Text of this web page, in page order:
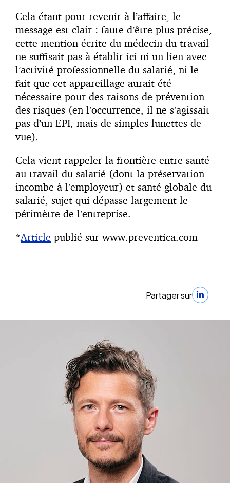
Cela étant pour revenir à l’affaire, le
message est clair : faute d’être plus précise,
cette mention écrite du médecin du travail
ne suffisait pas à établir ici ni un lien avec
l’activité professionnelle du salarié, ni le
fait que cet appareillage aurait été
nécessaire pour des raisons de prévention
des risques (en l’occurrence, il ne s’agissait
pas d’un EPI, mais de simples lunettes de
vue).
Cela vient rappeler la frontière entre santé
au travail du salarié (dont la préservation
incombe à l’employeur) et santé globale du
salarié, sujet qui dépasse largement le
périmètre de l’entreprise.
*Article publié sur www.preventica.com
Partager sur